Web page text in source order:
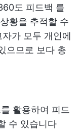
도 피드백 를
황을 추적할 수
가 모두 개인에
으므로 보다 총
활용하여 피드
수 있습니다